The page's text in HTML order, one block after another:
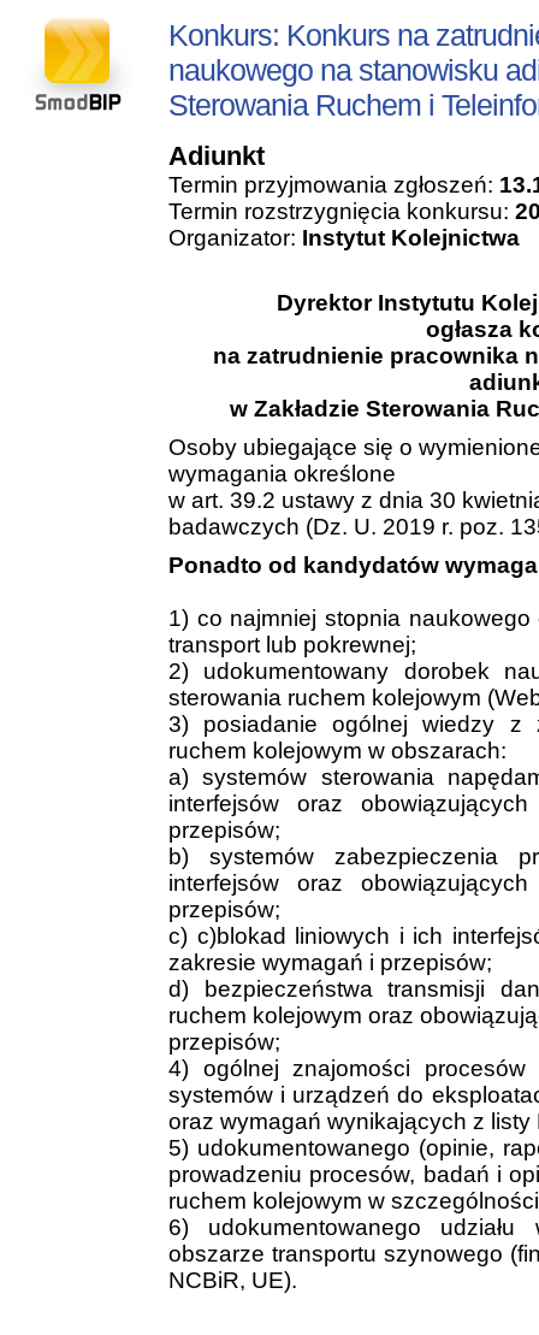
Konkurs: Konkurs na
naukowego na stanowisku
Sterowania Ruchem i
Adiunkt
Termin przyjmowania zgłoszeń:
Termin rozstrzygnięcia konkursu:
Organizator: Instytut Kolejnictwa
Dyrektor Instytutu
ogłasza
na zatrudnienie pracownika
w Zakładzie Sterowania
Osoby ubiegające się o
wymagania określone
w art. 39.2 ustawy z dnia 30
badawczych (Dz. U. 2019 r. poz.
Ponadto od kandydatów
1) co najmniej stopnia
transport lub pokrewnej;
2) udokumentowany dorobek
sterowania ruchem kolejowym
3) posiadanie ogólnej wiedzy z
ruchem kolejowym w obszarach:
a) systemów sterowania
interfejsów oraz
przepisów;
b) systemów zabezpieczenia
interfejsów oraz
przepisów;
c) c)blokad liniowych i ich
zakresie wymagań i przepisów;
d) bezpieczeństwa transmisji
ruchem kolejowym oraz
przepisów;
4) ogólnej znajomości
systemów i urządzeń do
oraz wymagań wynikających z listy
5) udokumentowanego (opinie,
prowadzeniu procesów, badań i
ruchem kolejowym w
6) udokumentowanego
obszarze transportu szynowego
NCBiR, UE).